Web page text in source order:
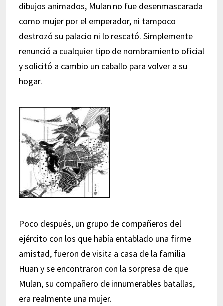
dibujos animados, Mulan no fue desenmascarada
como mujer por el emperador, ni tampoco
destrozó su palacio ni lo rescató. Simplemente
renunció a cualquier tipo de nombramiento oficial
y solicitó a cambio un caballo para volver a su
hogar.
Poco después, un grupo de compañeros del
ejército con los que había entablado una firme
amistad, fueron de visita a casa de la familia
Huan y se encontraron con la sorpresa de que
Mulan, su compañero de innumerables batallas,
era realmente una mujer.